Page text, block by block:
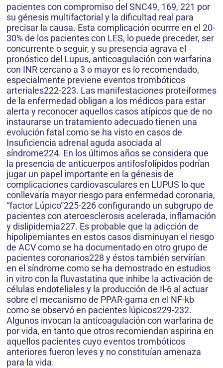
pacientes con compromiso del SNC49, 169, 221 por
su génesis multifactorial y la dificultad real para
precisar la causa. Esta complicación ocurrre en el 20-
30% de los pacientes con LES, lo puede preceder, ser
concurrente o seguir, y su presencia agrava el
pronóstico del Lupus, anticoagulación con warfarina
con INR cercano a 3 o mayor es lo recomendado,
especialmente previene eventos trombóticos
arteriales222-223. Las manifestaciones proteiformes
de la enfermedad obligan a los médicos para estar
alerta y reconocer aquellos casos atípicos que de no
instaurarse un tratamiento adecuado tienen una
evolución fatal como se ha visto en casos de
Insuficiencia adrenal aguda asociada al
síndrome224. En los últimos años se considera que
la presencia de anticuerpos antifosfolípidos podrían
jugar un papel importante en la génesis de
complicaciones cardiovasculares en LUPUS lo que
conllevaría mayor riesgo para enfermedad coronaria,
“factor Lúpico”225-226 configurando un subgrupo de
pacientes con ateroesclerosis acelerada, inflamación
y dislipidemia227. Es probable que la adicción de
hipolipemiantes en estos casos disminuyan el riesgo
de ACV como se ha documentado en otro grupo de
pacientes coronarios228 y éstos también servirían
en el síndrome como se ha demostrado en estudios
in vitro con la fluvastatina que inhibe la activación de
células endoteliales y la producción de Il-6 al actuar
sobre el mecanismo de PPAR-gama en el NF-kb
como se observó en pacientes lúpicos229-232.
Algunos invocan la anticoagulación con warfarina de
por vida, en tanto que otros recomiendan aspirina en
aquellos pacientes cuyo eventos trombóticos
anteriores fueron leves y no constituían amenaza
para la vida.